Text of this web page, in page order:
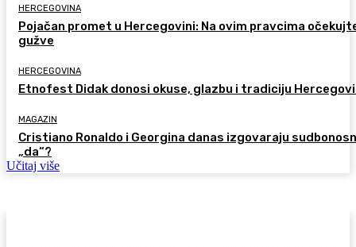
HERCEGOVINA
Pojačan promet u Hercegovini: Na ovim pravcima
gužve
HERCEGOVINA
Etnofest Didak donosi okuse, glazbu i tradiciju
MAGAZIN
Cristiano Ronaldo i Georgina danas izgovaraju
„da“?
Učitaj više